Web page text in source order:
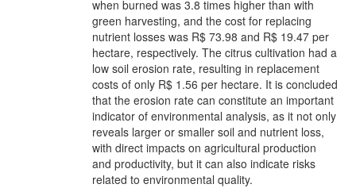
when burned was 3.8 times higher than with
green harvesting, and the cost for replacing
nutrient losses was R$ 73.98 and R$ 19.47 per
hectare, respectively. The citrus cultivation had a
low soil erosion rate, resulting in replacement
costs of only R$ 1.56 per hectare. It is concluded
that the erosion rate can constitute an important
indicator of environmental analysis, as it not only
reveals larger or smaller soil and nutrient loss,
with direct impacts on agricultural production
and productivity, but it can also indicate risks
related to environmental quality.